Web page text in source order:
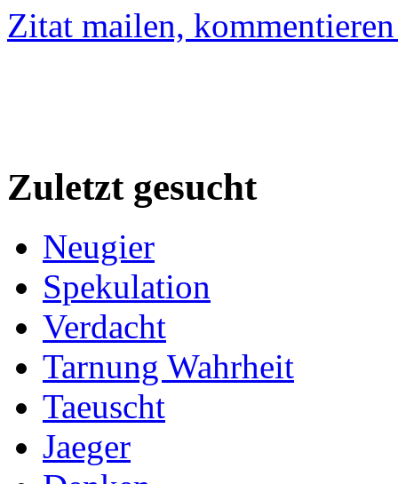
Zitat mailen,
Zuletzt gesucht
Neugier
Spekulation
Verdacht
Tarnung Wahrheit
Taeuscht
Jaeger